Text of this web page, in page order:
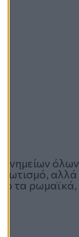
μνημείων
τα ρωμαϊκά,